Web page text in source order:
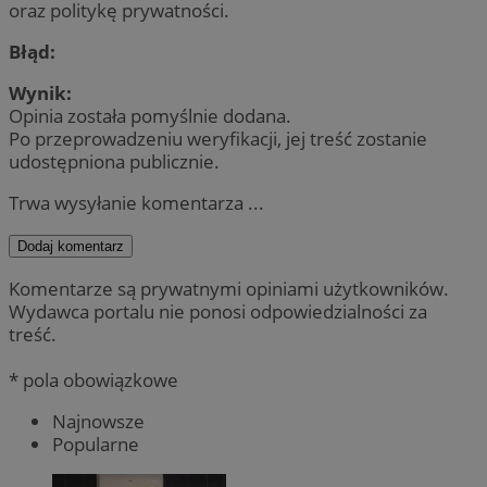
oraz politykę prywatności.
Błąd:
Wynik:
Opinia została pomyślnie dodana.
Po przeprowadzeniu weryfikacji, jej treść zostanie
udostępniona publicznie.
Trwa wysyłanie komentarza ...
Dodaj komentarz
Komentarze są prywatnymi opiniami użytkowników.
Wydawca portalu nie ponosi odpowiedzialności za
treść.
* pola obowiązkowe
Najnowsze
Popularne
CookieScriptConsent